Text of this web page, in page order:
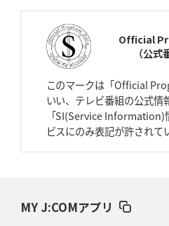
2026年4月9日(木)更新
スティーラーズ、名門復活の足音
2026年4月2日(木)更新
2026年3月26日(木)更新
AZ-COM丸和、リーグワンへ参入決定
Official
（公式
このマークは「Official
いい、テレビ番組の公式情
「SI(Service Information)
ビスにのみ表記が許されて
MY J:COMアプリ